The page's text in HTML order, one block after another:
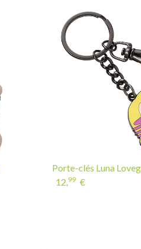
Porte-clés Luna
12,99 €